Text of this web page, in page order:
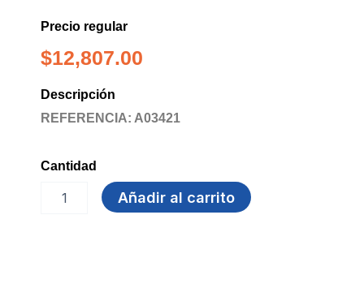
Precio regular
$12,807.00
Descripción
REFERENCIA: A03421
Cantidad
CREMA
Añadir al carrito